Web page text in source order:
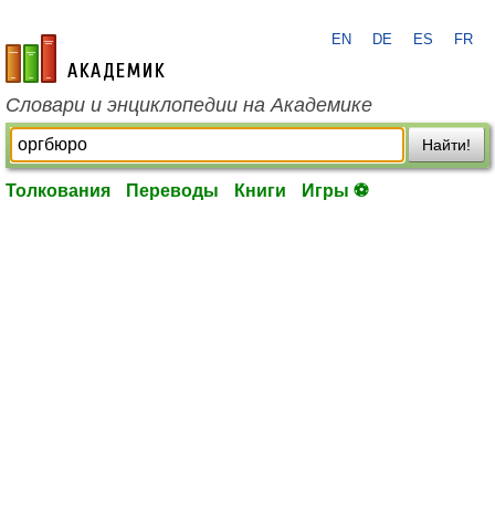
academic.ru
EN DE ES FR
Словари и энциклопедии на Академике
Найти!
Толкования Переводы Книги Игры ⚽